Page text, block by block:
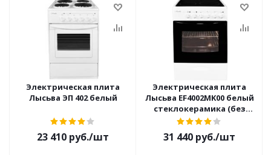
Электрическая плита
Лысьва ЭП 402 белый
23 410 руб./шт
Электрическая плита
Лысьва EF4002MK00 белый
стеклокерамика (без
крышки)
31 440 руб./шт